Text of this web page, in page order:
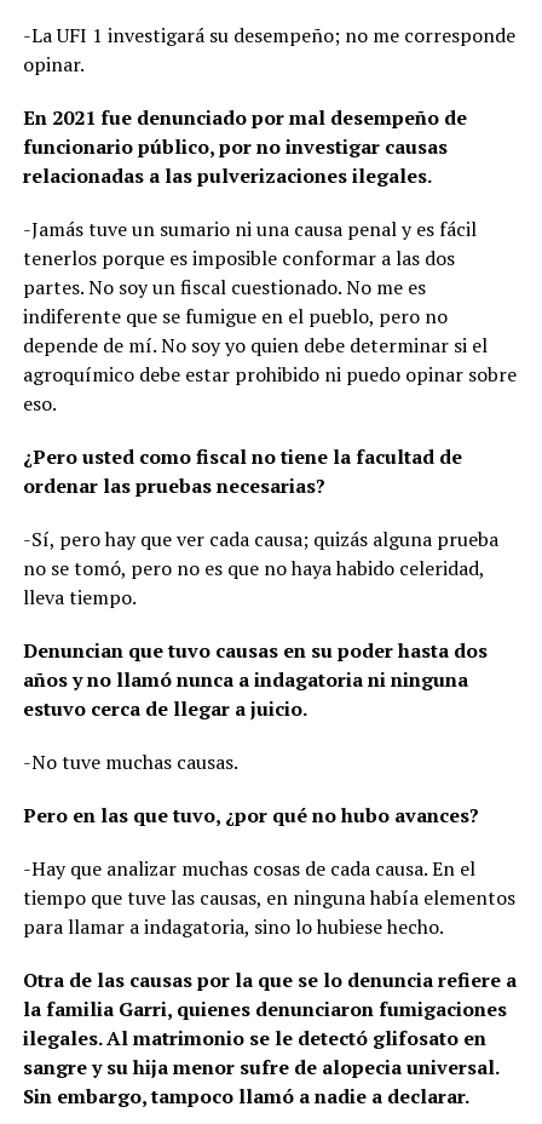
-La UFI 1 investigará su desempeño; no me corresponde
opinar.
En 2021 fue denunciado por mal desempeño de
funcionario público, por no investigar causas
relacionadas a las pulverizaciones ilegales.
-Jamás tuve un sumario ni una causa penal y es fácil
tenerlos porque es imposible conformar a las dos
partes. No soy un fiscal cuestionado. No me es
indiferente que se fumigue en el pueblo, pero no
depende de mí. No soy yo quien debe determinar si el
agroquímico debe estar prohibido ni puedo opinar sobre
eso.
¿Pero usted como fiscal no tiene la facultad de
ordenar las pruebas necesarias?
-Sí, pero hay que ver cada causa; quizás alguna prueba
no se tomó, pero no es que no haya habido celeridad,
lleva tiempo.
Denuncian que tuvo causas en su poder hasta dos
años y no llamó nunca a indagatoria ni ninguna
estuvo cerca de llegar a juicio.
-No tuve muchas causas.
Pero en las que tuvo, ¿por qué no hubo avances?
-Hay que analizar muchas cosas de cada causa. En el
tiempo que tuve las causas, en ninguna había elementos
para llamar a indagatoria, sino lo hubiese hecho.
Otra de las causas por la que se lo denuncia refiere a
la familia Garri, quienes denunciaron fumigaciones
ilegales. Al matrimonio se le detectó glifosato en
sangre y su hija menor sufre de alopecia universal.
Sin embargo, tampoco llamó a nadie a declarar.